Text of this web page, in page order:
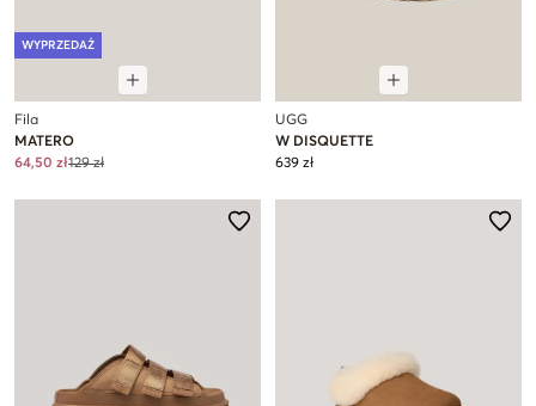
WYPRZEDAŻ
Fila
MATERO
64,50 zł129 zł
UGG
W DISQUETTE
639 zł